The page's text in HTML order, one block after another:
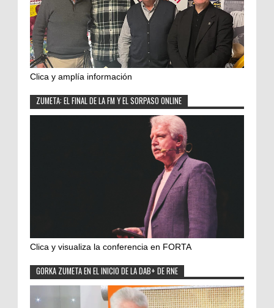
Clica y amplía información
ZUMETA: EL FINAL DE LA FM Y EL SORPASO ONLINE
Clica y visualiza la conferencia en FORTA
GORKA ZUMETA EN EL INICIO DE LA DAB+ DE RNE